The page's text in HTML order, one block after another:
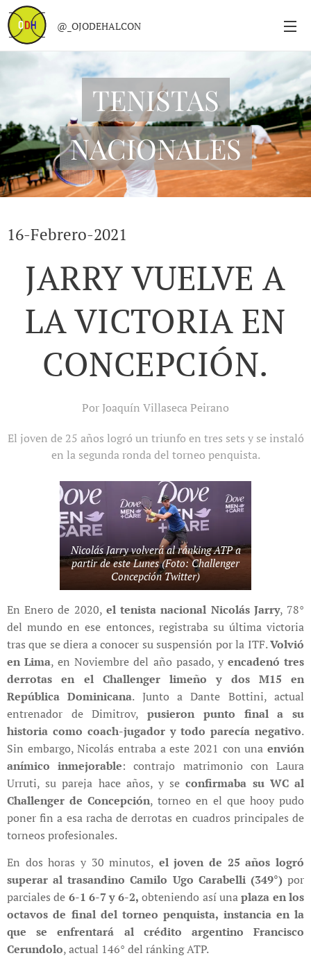
@_OJODEHALCON
TENISTAS
NACIONALES
16-Febrero-2021
JARRY VUELVE A
LA VICTORIA EN
CONCEPCIÓN.
Por Joaquín Villaseca Peirano
El joven de 25 años logró un triunfo en tres sets y se instaló
en la segunda ronda del torneo penquista.
Nicolás Jarry volverá al ránking ATP a
partir de este Lunes (Foto: Challenger
Concepción Twitter)
En Enero de 2020, el tenista nacional Nicolás Jarry, 78°
del mundo en ese entonces, registraba su última victoria
tras que se diera a conocer su suspensión por la ITF.Volvió
en Lima, en Noviembre del año pasado, y encadenó tres
derrotas en el Challenger limeño y dos M15 en
República Dominicana. Junto a Dante Bottini, actual
entrenador de Dimitrov,pusieron punto final a su
historia como coach-jugador y todo parecía negativo.
Sin embargo, Nicolás entraba a este 2021 con una envión
anímico inmejorable: contrajo matrimonio con Laura
Urruti, su pareja hace años, y seconfirmaba su WC al
Challenger de Concepción, torneo en el que hooy pudo
poner fin a esa racha de derrotas en cuadros principales de
torneos profesionales.
En dos horas y 30 minutos, el joven de 25 años logró
superar al trasandino Camilo Ugo Carabelli (349°)por
parciales de 6-1 6-7 y 6-2, obteniendo así unaplaza en los
octavos de final del torneo penquista, instancia en la
que se enfrentará al crédito argentino Francisco
Cerundolo, actual 146° del ránking ATP.